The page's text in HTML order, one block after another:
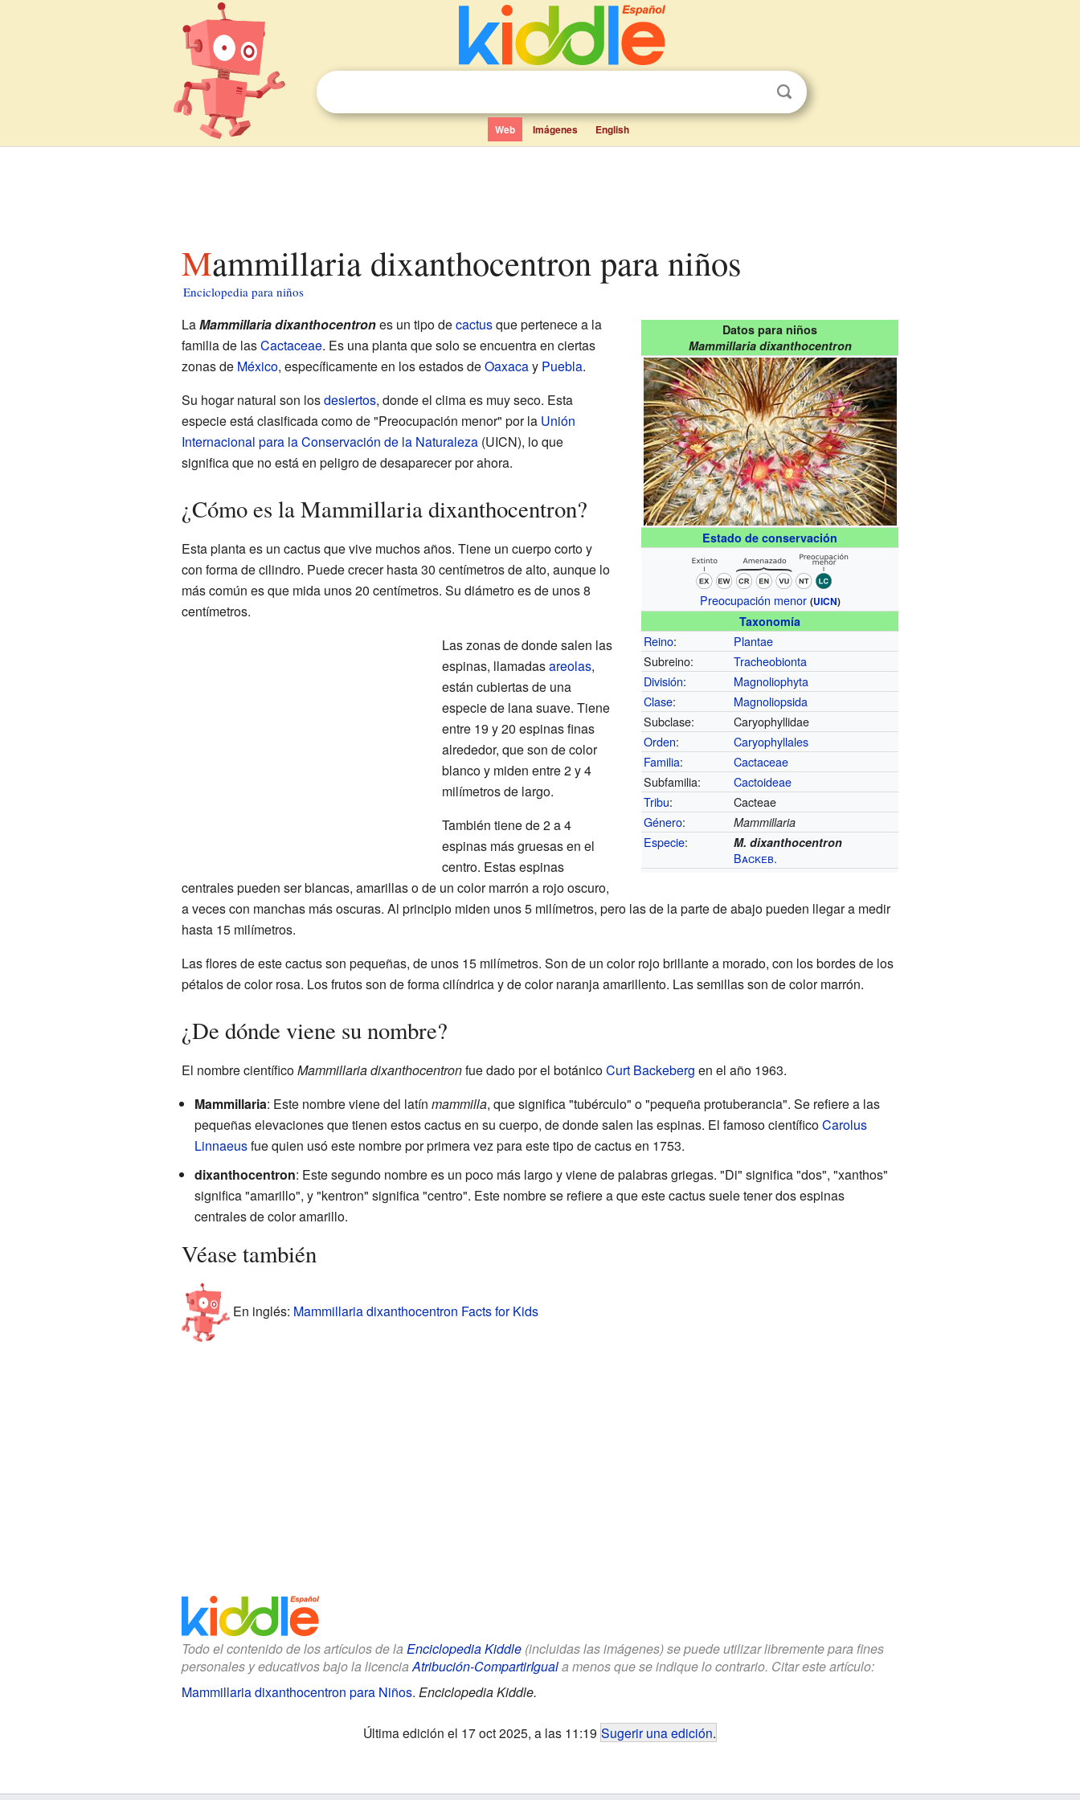
Web Imágenes English
Mammillaria dixanthocentron para niños
Enciclopedia para niños
Datos para niños
Mammillaria dixanthocentron
Estado de conservación
Preocupación menor (UICN)
Taxonomía
Reino:
Plantae
Subreino:
Tracheobionta
División:
Magnoliophyta
Clase:
Magnoliopsida
Subclase:
Caryophyllidae
Orden:
Caryophyllales
Familia:
Cactaceae
Subfamilia:
Cactoideae
Tribu:
Cacteae
Género: Mammillaria
Especie: M. dixanthocentron
Backeb.
LaMammillaria dixanthocentrones un tipo decactusque pertenece a la
familia de lasCactaceae. Es una planta que solo se encuentra en ciertas
zonas de México, específicamente en los estados deOaxacay Puebla.
Su hogar natural son losdesiertos, donde el clima es muy seco. Esta
especie está clasificada como de "Preocupación menor" por la Unión
Internacional para la Conservación de la Naturaleza(UICN), lo que
significa que no está en peligro de desaparecer por ahora.
¿Cómo es la Mammillaria dixanthocentron?
Esta planta es un cactus que vive muchos años. Tiene un cuerpo corto y
con forma de cilindro. Puede crecer hasta 30 centímetros de alto, aunque lo
más común es que mida unos 20 centímetros. Su diámetro es de unos 8
centímetros.
Las zonas de donde salen las
espinas, llamadasareolas,
están cubiertas de una
especie de lana suave. Tiene
entre 19 y 20 espinas finas
alrededor, que son de color
blanco y miden entre 2 y 4
milímetros de largo.
También tiene de 2 a 4
espinas más gruesas en el
centro. Estas espinas
centrales pueden ser blancas, amarillas o de un color marrón a rojo oscuro,
a veces con manchas más oscuras. Al principio miden unos 5 milímetros, pero las de la parte de abajo pueden llegar a medir
hasta 15 milímetros.
Las flores de este cactus son pequeñas, de unos 15 milímetros. Son de un color rojo brillante a morado, con los bordes de los
pétalos de color rosa. Los frutos son de forma cilíndrica y de color naranja amarillento. Las semillas son de color marrón.
¿De dónde viene su nombre?
El nombre científicoMammillaria dixanthocentronfue dado por el botánicoCurt Backeberg en el año 1963.
Mammillaria: Este nombre viene del latín mammilla, que significa "tubérculo" o "pequeña protuberancia". Se refiere a las
pequeñas elevaciones que tienen estos cactus en su cuerpo, de donde salen las espinas. El famoso científicoCarolus
Linnaeusfue quien usó este nombre por primera vez para este tipo de cactus en 1753.
dixanthocentron: Este segundo nombre es un poco más largo y viene de palabras griegas. "Di" significa "dos", "xanthos"
significa "amarillo", y "kentron" significa "centro". Este nombre se refiere a que este cactus suele tener dos espinas
centrales de color amarillo.
Véase también
En inglés: Mammillaria dixanthocentron Facts for Kids
Todo el contenido de los artículos de la Enciclopedia Kiddle(incluidas las imágenes) se puede utilizar libremente para fines
personales y educativos bajo la licenciaAtribución-CompartirIguala menos que se indique lo contrario. Citar este artículo:
Mammillaria dixanthocentron para Niños. Enciclopedia Kiddle.
Última edición el 17 oct 2025, a las 11:19 Sugerir una edición.